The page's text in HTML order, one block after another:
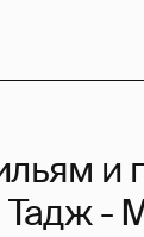
и
Тадж -